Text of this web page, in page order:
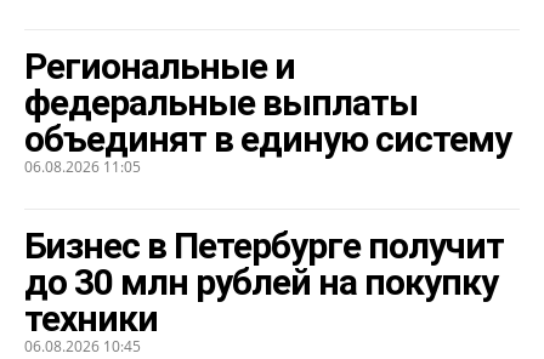
Региональные и
федеральные выплаты
объединят в единую систему
06.08.2026 11:05
Бизнес в Петербурге получит
до 30 млн рублей на покупку
техники
06.08.2026 10:45